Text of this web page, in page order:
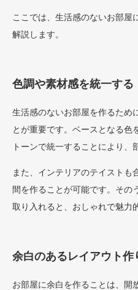
ここでは、生活感のないお部屋
解説します。
色調や素材感を統一する
生活感のないお部屋を作るため
とが重要です。ベースとなる色
トーンで統一することにより、
また、インテリアのテイストも
間を作ることが可能です。その
取り入れると、おしゃれで魅力
余白のあるレイアウト作
お部屋に余白を作ることは、開